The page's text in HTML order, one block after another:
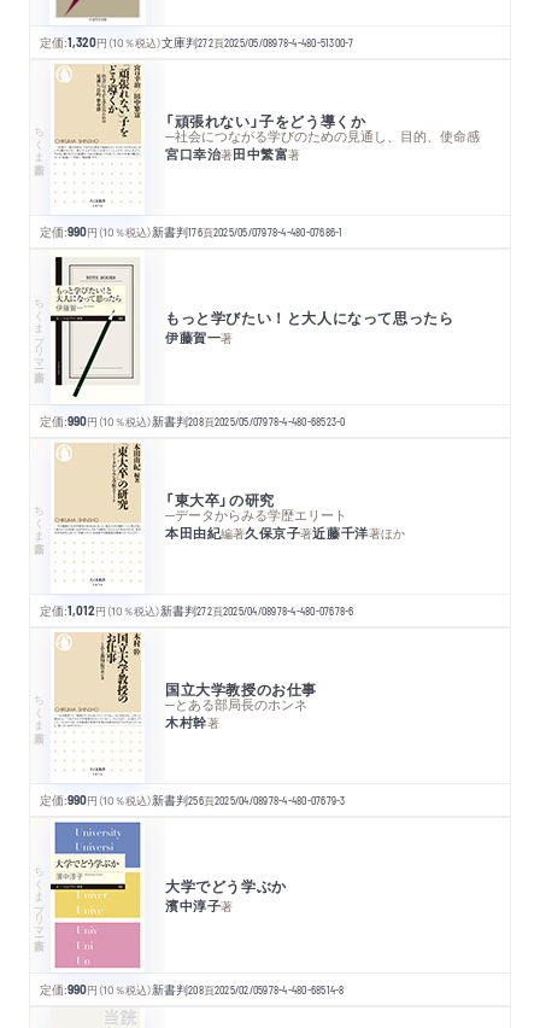
定価:1,320円 （10％税込）文庫判272頁2025/05/08978-4-480-51300-7
ちくま新書 「頑張れない」子をどう導くか
─社会につながる学びのための見通し、目的、使命感
宮口幸治著田中繁富著
定価:990円 （10％税込）新書判176頁2025/05/07978-4-480-07686-1
ちくまプリマー新書 もっと学びたい！と大人になって思ったら
伊藤賀一著
定価:990円 （10％税込）新書判208頁2025/05/07978-4-480-68523-0
ちくま新書 「東大卒」の研究
─データからみる学歴エリート
本田由紀編著久保京子著近藤千洋著ほか
定価:1,012円 （10％税込）新書判272頁2025/04/08978-4-480-07678-6
ちくま新書 国立大学教授のお仕事
─とある部局長のホンネ
木村幹著
定価:990円 （10％税込）新書判256頁2025/04/08978-4-480-07679-3
ちくまプリマー新書 大学でどう学ぶか
濱中淳子著
定価:990円 （10％税込）新書判208頁2025/02/05978-4-480-68514-8